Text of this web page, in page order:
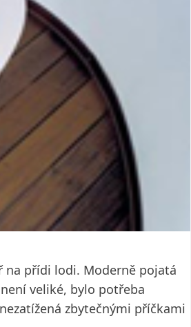
na přídi lodi. Moderně pojatá
veliké, bylo potřeba
zbytečnými příčkami